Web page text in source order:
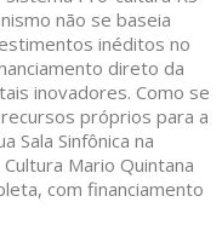
não se baseia
inéditos no
direto da
inovadores. Como se
próprios para a
Sala Sinfônica na
Mario Quintana
com financiamento